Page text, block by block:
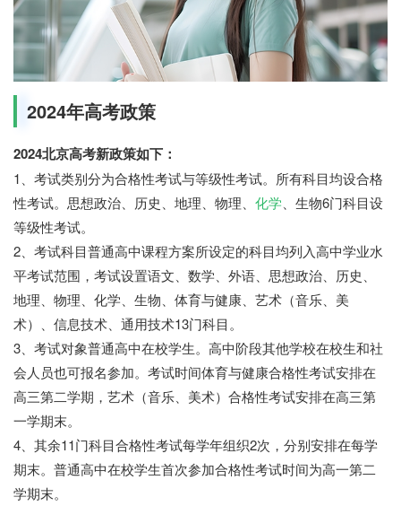
2024年高考政策
2024北京高考新政策如下：
1、考试类别分为合格性考试与等级性考试。所有科目均设合格
性考试。思想政治、历史、地理、物理、 化学 、生物6门科目设
等级性考试。
2、考试科目普通高中课程方案所设定的科目均列入高中学业水
平考试范围，考试设置语文、数学、外语、思想政治、历史、
地理、物理、化学、生物、体育与健康、艺术（音乐、美
术）、信息技术、通用技术13门科目。
3、考试对象普通高中在校学生。高中阶段其他学校在校生和社
会人员也可报名参加。考试时间体育与健康合格性考试安排在
高三第二学期，艺术（音乐、美术）合格性考试安排在高三第
一学期末。
4、其余11门科目合格性考试每学年组织2次，分别安排在每学
期末。普通高中在校学生首次参加合格性考试时间为高一第二
学期末。